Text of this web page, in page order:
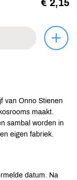
€ 2,15
van Onno Stienen
maakt.
sambal worden in
eigen fabriek.
datum. Na